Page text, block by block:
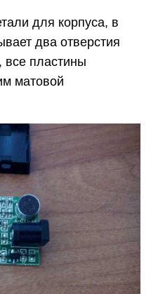
для корпуса, в
два отверстия
все пластины
матовой